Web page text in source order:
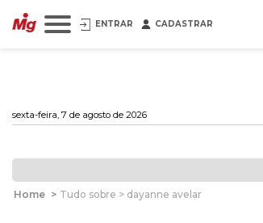
ENTRAR CADASTRAR
sexta-feira, 7 de agosto de 2026
Home > Tudo sobre > dayanne avelar